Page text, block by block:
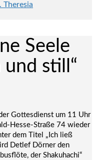
Seele
still“
Gottesdienst um 11 Uhr
Hesse-Straße 74 wieder
dem Titel „Ich ließ
Detlef Dörner den
der Shakuhachi“